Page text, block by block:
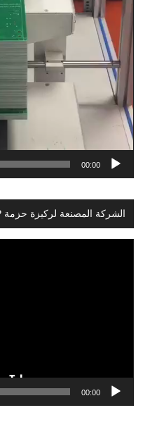
00:00
الشركة المصنعة لركيزة حزمة SIP
00:00